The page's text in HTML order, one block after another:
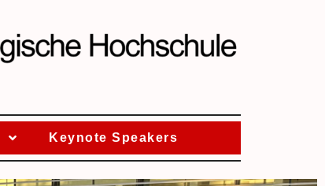
Keynote Speakers